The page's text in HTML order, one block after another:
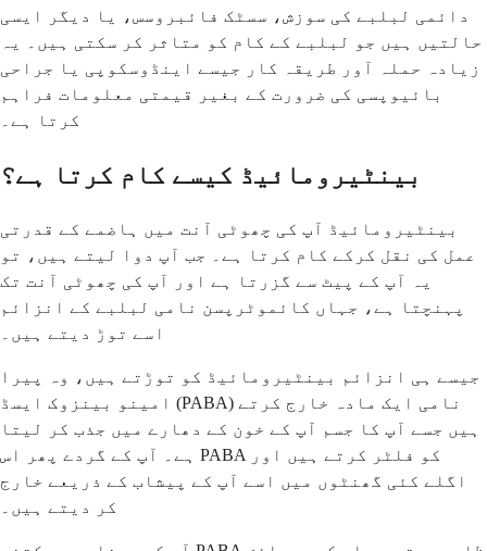
دائمی لبلبے کی سوزش، سسٹک فائبروسس، یا دیگر ایسی
حالتیں ہیں جو لبلبے کے کام کو متاثر کر سکتی ہیں۔ یہ
زیادہ حملہ آور طریقہ کار جیسے اینڈوسکوپی یا جراحی
بائیوپسی کی ضرورت کے بغیر قیمتی معلومات فراہم
کرتا ہے۔
بینٹیرومائیڈ کیسے کام کرتا ہے؟
بینٹیرومائیڈ آپ کی چھوٹی آنت میں ہاضمے کے قدرتی
عمل کی نقل کرکے کام کرتا ہے۔ جب آپ دوا لیتے ہیں، تو
یہ آپ کے پیٹ سے گزرتا ہے اور آپ کی چھوٹی آنت تک
پہنچتا ہے، جہاں کائموٹرپسن نامی لبلبے کے انزائم
اسے توڑ دیتے ہیں۔
جیسے ہی انزائم بینٹیرومائیڈ کو توڑتے ہیں، وہ پیرا
امینو بینزوک ایسڈ (PABA) نامی ایک مادہ خارج کرتے
ہیں جسے آپ کا جسم آپ کے خون کے دھارے میں جذب کر لیتا
ہے۔ آپ کے گردے پھر اس PABA کو فلٹر کرتے ہیں اور
اگلے کئی گھنٹوں میں اسے آپ کے پیشاب کے ذریعے خارج
کر دیتے ہیں۔